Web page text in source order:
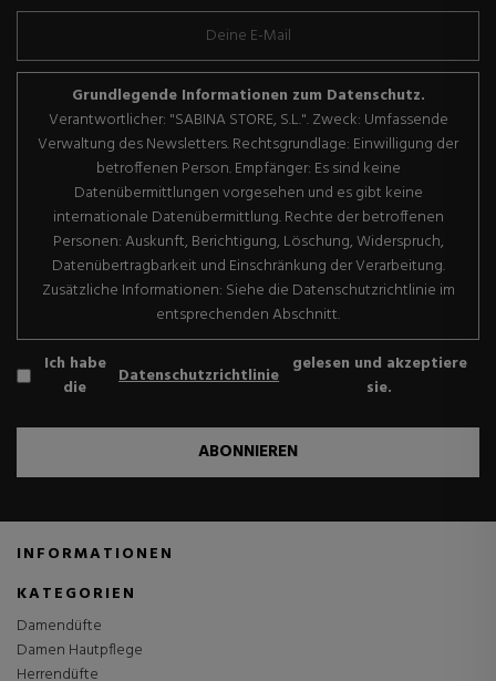
Grundlegende Informationen zum Datenschutz.
Verantwortlicher: "SABINA STORE, S.L.". Zweck: Umfassende
Verwaltung des Newsletters. Rechtsgrundlage: Einwilligung der
betroffenen Person. Empfänger: Es sind keine
Datenübermittlungen vorgesehen und es gibt keine
internationale Datenübermittlung. Rechte der betroffenen
Personen: Auskunft, Berichtigung, Löschung, Widerspruch,
Datenübertragbarkeit und Einschränkung der Verarbeitung.
Zusätzliche Informationen: Siehe die Datenschutzrichtlinie im
entsprechenden Abschnitt.
Ich habe
die
Datenschutzrichtlinie gelesen und akzeptiere
sie.
ABONNIEREN
INFORMATIONEN
KATEGORIEN
Damendüfte
Damen Hautpflege
Herrendüfte